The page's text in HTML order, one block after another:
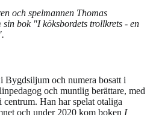
och spelmannen Thomas
bok "I köksbordets trollkrets - en
Bygdsiljum och numera bosatt i
och muntlig berättare, med
Han har spelat otaliga
och under 2020 kom boken I